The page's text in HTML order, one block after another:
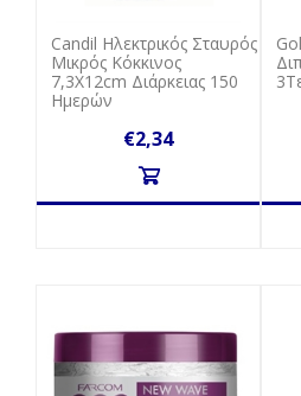
Candil Ηλεκτρικός Σταυρός
Μικρός Κόκκινος
7,3Χ12cm Διάρκειας 150
Ημερών
€2,34